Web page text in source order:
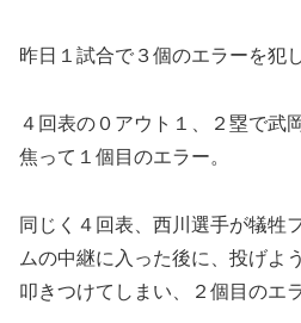
昨日１試合で３個のエラーを犯
４回表の０アウト１、２塁で武
焦って１個目のエラー。
同じく４回表、西川選手が犠牲
ムの中継に入った後に、投げよ
叩きつけてしまい、２個目のエラ